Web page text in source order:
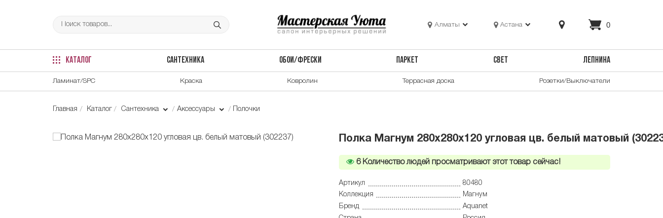
Алматы Астана 0
КАТАЛОГ САНТЕХНИКА ОБОИ/ФРЕСКИ ПАРКЕТ СВЕТ ЛЕПНИНА
Ламинат/SPC Краска Ковролин Террасная доска Розетки/Выключатели
Главная Каталог Сантехника Аксессуары Полочки
Полка Магнум 280х280х120 угловая цв. белый матовый
6Количество людей просматривают этот товар сейчас!
Артикул
80480
Коллекция
Магнум
Бренд
Aquanet